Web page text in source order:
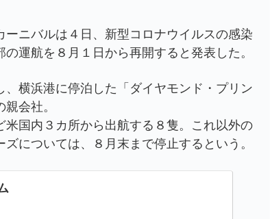
ニバルは４日、新型コロナウイルスの感染
運航を８月１日から再開すると発表した。
横浜港に停泊した「ダイヤモンド・プリン
会社。
国内３カ所から出航する８隻。これ以外の
については、８月末まで停止するという。